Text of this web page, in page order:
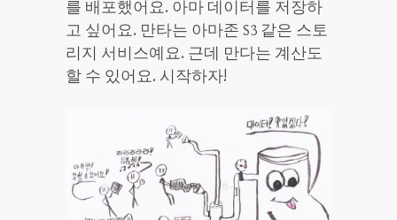
를 배포했어요. 아마 데이터를 저장하
고 싶어요. 만타는 아마존 S3 같은 스토
리지 서비스예요. 근데 만다는 계산도
할 수 있어요. 시작하자!